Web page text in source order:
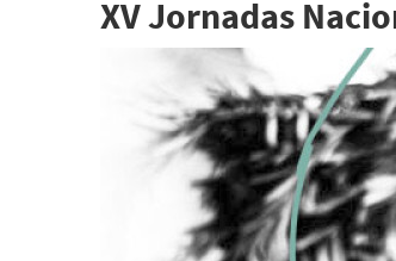
XV Jornadas